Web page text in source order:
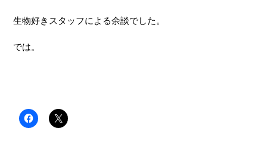
生物好きスタッフによる余談でした。
では。